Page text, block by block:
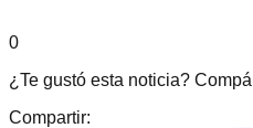
0
¿Te gustó esta noticia?
Compartir: